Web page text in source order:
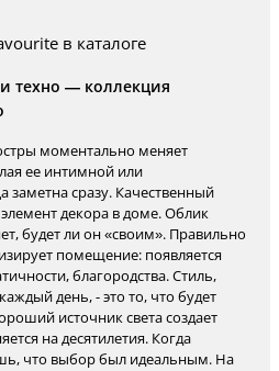
в каталоге
техно — коллекция
моментально меняет
ее интимной или
заметна сразу. Качественный
декора в доме. Облик
будет ли он «своим». Правильно
помещение: появляется
благородства. Стиль,
день, - это то, что будет
источник света создает
на десятилетия. Когда
что выбор был идеальным. На